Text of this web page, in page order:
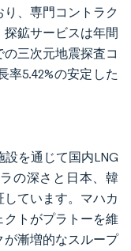
、専門コントラク
鉱サービスは年間
三次元地震探査コ
率5.42%の安定した
設を通じて国内LNG
の深さと日本、韓
ています。マハカ
トがプラトーを維
漸増的なスループ